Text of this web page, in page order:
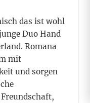
das ist wohl
Duo Hand
Romana
mit
und sorgen